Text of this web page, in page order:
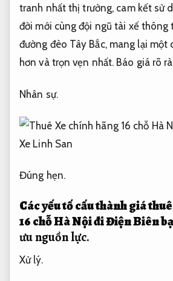
tranh nhất thị trường, cam kết sử
đời mới cùng đội ngũ tài xế thông
đường đèo Tây Bắc, mang lại một
hơn và trọn vẹn nhất. Báo giá rõ
Nhân sự.
Đúng hẹn.
Các yếu tố cấu thành giá
16 chỗ Hà Nội đi Điện Biên
ưu nguồn lực.
Xử lý.